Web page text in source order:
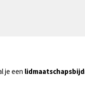
je een